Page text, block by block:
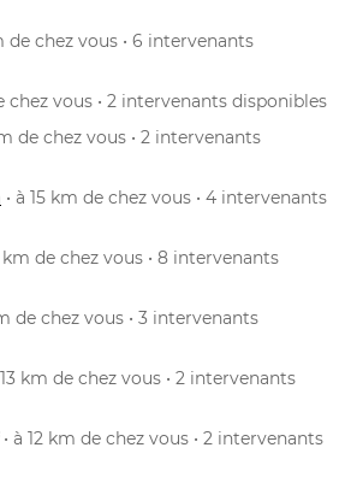
de chez vous • 6 intervenants
chez vous • 2 intervenants disponibles
de chez vous • 2 intervenants
• à 15 km de chez vous • 4 intervenants
km de chez vous • 8 intervenants
de chez vous • 3 intervenants
13 km de chez vous • 2 intervenants
• à 12 km de chez vous • 2 intervenants